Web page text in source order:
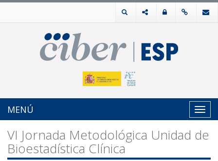
MENÚ
VI Jornada Metodológica Unidad de
Bioestadística Clínica